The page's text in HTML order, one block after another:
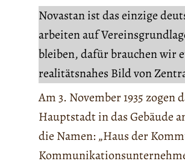
Novastan ist das einzige
arbeiten auf
bleiben, dafür brauchen wir
realitätsnahes Bild von
Am 3. November 1935
Hauptstadt in das Gebäude
die Namen: „Haus der